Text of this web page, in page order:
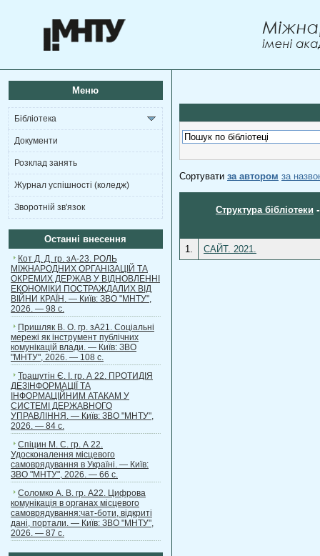
Меню
Бібліотека
Документи
Розклад занять
Журнал успішності (коледж)
Зворотній зв'язок
Останні внесення
Кот Д. Д. гр. зА-23. РОЛЬ
МІЖНАРОДНИХ ОРГАНІЗАЦІЙ ТА
ОКРЕМИХ ДЕРЖАВ У ВІДНОВЛЕННІ
ЕКОНОМІКИ ПОСТРАЖДАЛИХ ВІД
ВІЙНИ КРАЇН. — Київ: ЗВО "МНТУ",
2026. — 98 с.
Пришляк В. О. гр. зА21. Соціальні
мережі як інструмент публічних
комунікацій влади. — Київ: ЗВО
"МНТУ", 2026. — 108 с.
Трашутін Є. І. гр. А 22. ПРОТИДІЯ
ДЕЗІНФОРМАЦІЇ ТА
ІНФОРМАЦІЙНИМ АТАКАМ У
СИСТЕМІ ДЕРЖАВНОГО
УПРАВЛІННЯ. — Київ: ЗВО "МНТУ",
2026. — 84 с.
Спіцин М. С. гр. А 22.
Удосконалення місцевого
самоврядування в Україні. — Київ:
ЗВО "МНТУ", 2026. — 66 с.
Соломко А. В. гр. А22. Цифрова
комунікація в органах місцевого
самоврядування:чат-боти, відкриті
дані, портали. — Київ: ЗВО "МНТУ",
2026. — 87 с.
Сортувати за автором за
Структура бібліотеки
1. САЙТ. 2021.